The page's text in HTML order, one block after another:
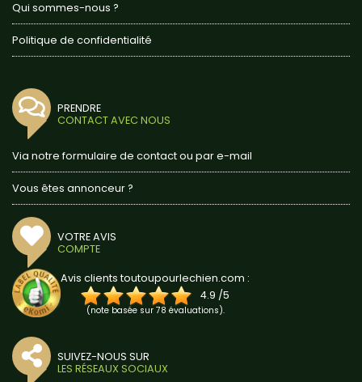
Qui sommes-nous ?
Politique de confidentialité
PRENDRE
CONTACT AVEC NOUS
Via notre formulaire de contact ou par e-mail
Vous êtes annonceur ?
VOTRE AVIS
COMPTE
Avis clients toutoupourlechien.com :
4.9 /5
(note basée sur 78 évaluations).
SUIVEZ-NOUS SUR
LES RÉSEAUX SOCIAUX